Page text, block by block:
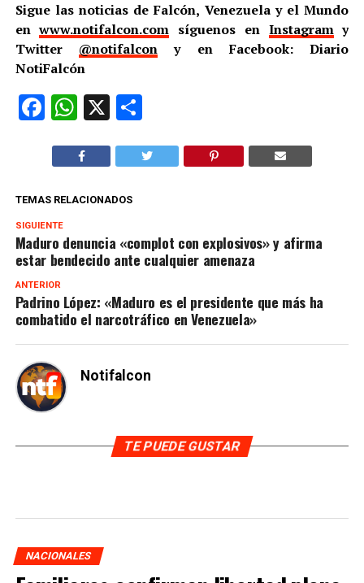
Sigue las noticias de Falcón, Venezuela y el Mundo
enwww.notifalcon.com síguenos en Instagramy
Twitter @notifalcon y en Facebook: Diario
NotiFalcón
Facebook
WhatsApp
X Compartir
TEMAS RELACIONADOS
SIGUIENTE
Maduro denuncia «complot con explosivos» y afirma
estar bendecido ante cualquier amenaza
ANTERIOR
Padrino López: «Maduro es el presidente que más ha
combatido el narcotráfico en Venezuela»
Notifalcon
TE PUEDE GUSTAR
NACIONALES